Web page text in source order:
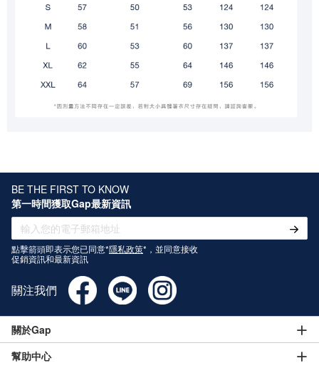
BE THE FIRST TO KNOW
第一時間獲取Gap最新資訊
點擊箭頭即表示您已同意*隱私政策*，並同意接收
促銷資訊和最新資訊
關注我們
關於Gap
幫助中心